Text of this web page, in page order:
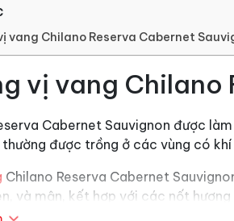
vang Chilano Reserva Cabernet
vị vang
Cabernet Sauvignon được
thường được trồng ở các vùng có khí
Chilano Reserva Cabernet
và mận, kết hợp với các nốt
và hậu vị kéo dài, tinh tế.